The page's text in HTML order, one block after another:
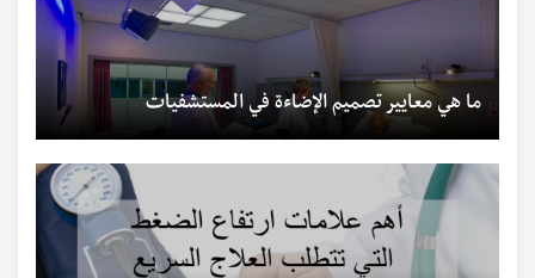
ما هي معايير تصميم الإضاءة في المستشفيات